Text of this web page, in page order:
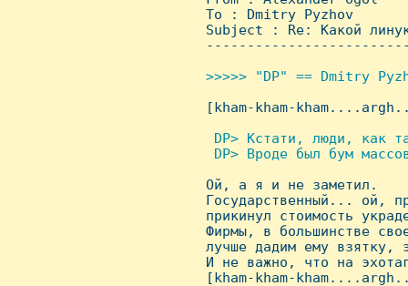
To : Dmitry Pyzhov
Subject : Re: Какой
>>>>> "DP" == Dmitry
[kham-kham-
DP> Кстати, люди, как
DP> Вроде был бум
Ой, а я и не заметил.
Государственный... ой,
прикинул стоимость
Фирмы, в большинстве
лучше дадим ему взятку,
И не важно, что на
[kham-kham-